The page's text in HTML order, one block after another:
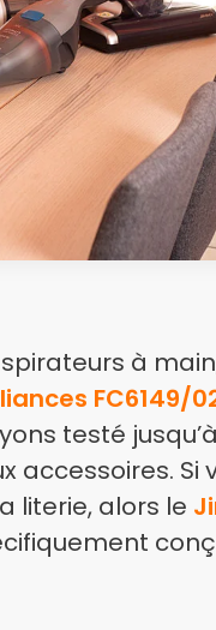
à
FC6149/
testé
accessoires.
literie, alors le